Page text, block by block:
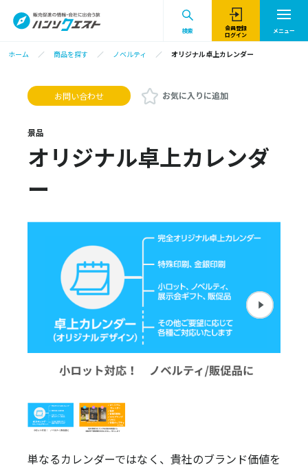
検索
会員登録
ログイン
メニュー
ホーム 商品を探す ノベルティ オリジナル卓上カレンダー
お問い合わせ お気に入りに追加
景品
オリジナル卓上カレンダ
ー
単なるカレンダーではなく、貴社のブランド価値を